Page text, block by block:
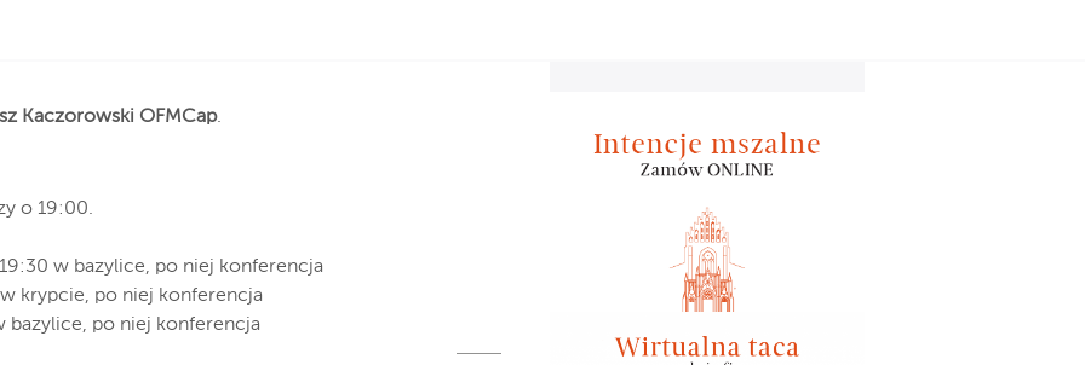
Kaczorowski OFMCap.
o 19:00.
w bazylice, po niej konferencja
krypcie, po niej konferencja
bazylice, po niej konferencja